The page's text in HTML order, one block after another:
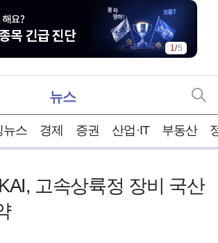
1/5
뉴스
뉴스 경제 증권 산업·IT 부동산
고속상륙정 장비 국산